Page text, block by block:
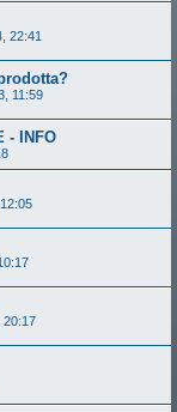
22:41
11:59
- INFO
20:17